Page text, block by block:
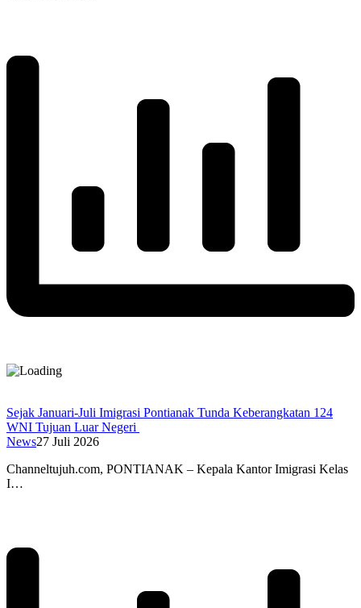
Sejak Januari-Juli Imigrasi Pontianak Tunda Keberangkatan 124
WNI Tujuan Luar Negeri
News27 Juli 2026
Channeltujuh.com, PONTIANAK – Kepala Kantor Imigrasi Kelas
I…